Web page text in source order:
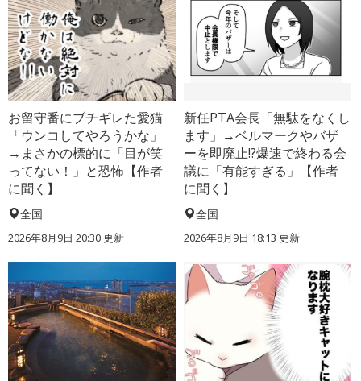
お留守番にブチギレた愛猫
「ウンコしてやろうかな」
→まさかの標的に「目が笑
ってない！」と恐怖【作者
に聞く】
全国
2026年8月9日 20:30更新
新任PTA会長「無駄をなくし
ます」→ベルマークやバザ
ーを即廃止!?爆速で終わる会
議に「有能すぎる」【作者
に聞く】
全国
2026年8月9日 18:13 更新